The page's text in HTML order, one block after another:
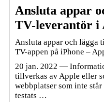
Ansluta appar
TV-leverantör
Ansluta appar och lägga
TV-appen på iPhone –
20 jan. 2022 —
tillverkas av Apple eller
webbplatser som inte
testats …